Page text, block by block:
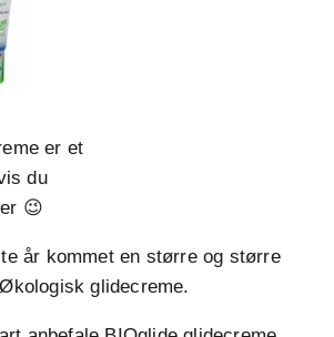
er et
du
😉
år kommet en større og større
glidecreme.